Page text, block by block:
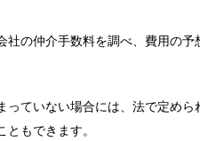
社の仲介手数料を調べ、費用の予
っていない場合には、法で定めら
もできます。